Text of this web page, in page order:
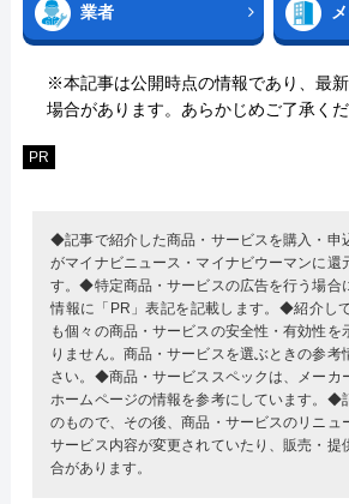
業者
※本記事は公開時点の情報であり、最
場合があります。あらかじめご了承くだ
PR
◆記事で紹介した商品・サービスを購入・申
がマイナビニュース・マイナビウーマンに還
す。◆特定商品・サービスの広告を行う場合
情報に「PR」表記を記載します。◆紹介し
も個々の商品・サービスの安全性・有効性を
りません。商品・サービスを選ぶときの参考
さい。◆商品・サービススペックは、メーカ
ホームページの情報を参考にしています。◆
のもので、その後、商品・サービスのリニュ
サービス内容が変更されていたり、販売・提
合があります。